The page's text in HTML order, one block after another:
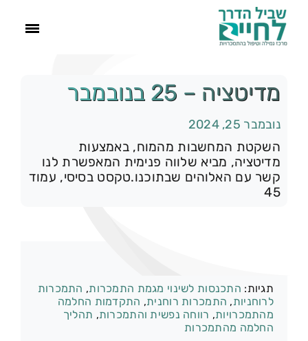
הסיפור שלנו
התמכרויות
צור קשר
מדיטציה – 25 בנובמבר
נובמבר 25, 2024
השקטת המחשבות מהמוח, באמצעות
מדיטציה, מביא שלווה פנימית המאפשרת לנו
קשר עם האלוהים שבתוכנו.טקסט בסיסי, עמוד
45
תגיות: התכנסות לשינוי מגמת התמכרות, התמכרות
לרוחניות, התמכרות רוחנית, התקדמות החלמה
מהתמכרויות, רווחה נפשית והתמכרות, תהליך
החלמה מהתמכרות